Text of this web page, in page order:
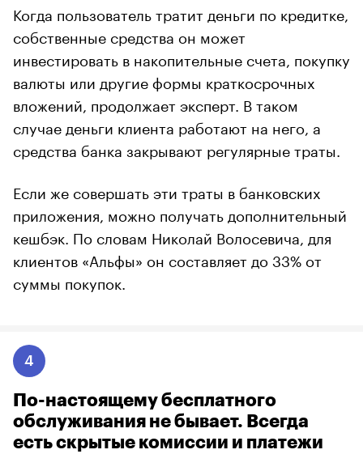
Когда пользователь тратит деньги по кредитке,
собственные средства он может
инвестировать в накопительные счета, покупку
валюты или другие формы краткосрочных
вложений, продолжает эксперт. В таком
случае деньги клиента работают на него, а
средства банка закрывают регулярные траты.
Если же совершать эти траты в банковских
приложения, можно получать дополнительный
кешбэк. По словам Николай Волосевича, для
клиентов «Альфы» он составляет до 33% от
суммы покупок.
4
По-настоящему бесплатного
обслуживания не бывает. Всегда
есть скрытые комиссии и платежи